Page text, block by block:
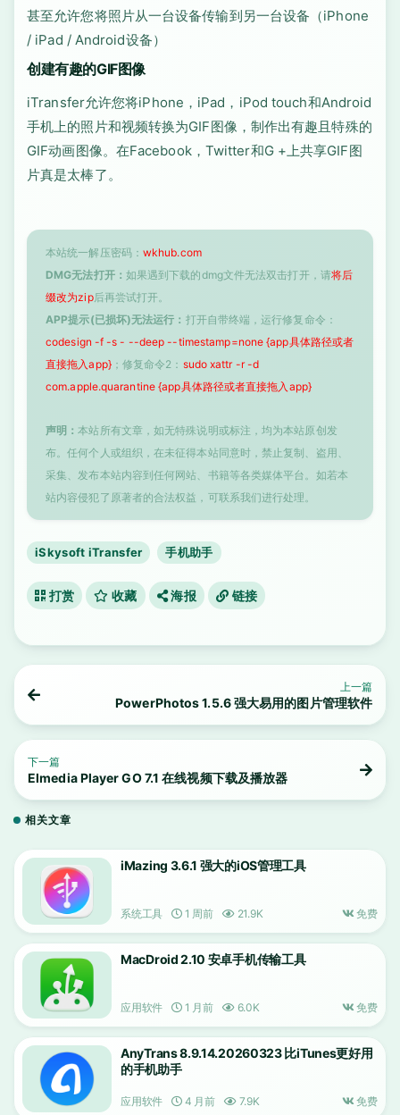
甚至允许您将照片从一台设备传输到另一台设备（iPhone
/ iPad / Android设备）
创建有趣的GIF图像
iTransfer允许您将iPhone，iPad，iPod touch和Android
手机上的照片和视频转换为GIF图像，制作出有趣且特殊的
GIF动画图像。在Facebook，Twitter和G +上共享GIF图
片真是太棒了。
本站统一解压密码： wkhub.com
DMG无法打开： 如果遇到下载的dmg文件无法双击打开，请将后
缀改为zip后再尝试打开。
APP提示(已损坏)无法运行： 打开自带终端，运行修复命令：
codesign -f -s - --deep --timestamp=none {app具体路径或者
直接拖入app}；修复命令2： sudo xattr -r -d
com.apple.quarantine {app具体路径或者直接拖入app}
声明：本站所有文章，如无特殊说明或标注，均为本站原创发
布。任何个人或组织，在未征得本站同意时，禁止复制、盗用、
采集、发布本站内容到任何网站、书籍等各类媒体平台。如若本
站内容侵犯了原著者的合法权益，可联系我们进行处理。
iSkysoft iTransfer 手机助手
打赏 收藏 海报 链接
上一篇
PowerPhotos 1.5.6 强大易用的图片管理软件
下一篇
Elmedia Player GO 7.1 在线视频下载及播放器
相关文章
iMazing 3.6.1 强大的iOS管理工具
系统工具 1 周前 21.9K 免费
MacDroid 2.10 安卓手机传输工具
应用软件 1 月前 6.0K 免费
AnyTrans 8.9.14.20260323 比iTunes更好用
的手机助手
应用软件 4 月前 7.9K 免费